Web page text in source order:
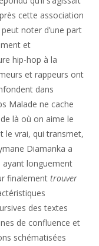
cette association
noter d’une part
et
hip-hop à la
et rappeurs ont
dans
Malade ne cache
de là où on aime le
le vrai, qui transmet,
Diamanka a
ayant longuement
finalementtrouver
des textes
de confluence et
schématisées